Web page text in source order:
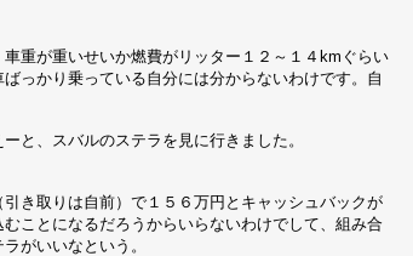
重が重いせいか燃費がリッター１２～１４kmぐらい
っかり乗っている自分には分からないわけです。自
と、スバルのステラを見に行きました。
き取りは自前）で１５６万円とキャッシュバックが
ことになるだろうからいらないわけでして、組み合
がいいなという。